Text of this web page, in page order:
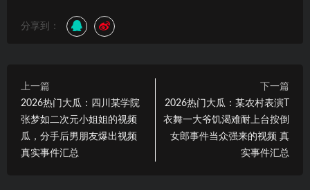
分享到：
上一篇
2026热门大瓜：四川某学院
张梦如二次元小姐姐的视频
瓜，分手后男朋友爆出视频
真实事件汇总
下一篇
2026热门大瓜：某农村表演T
衣舞一大爷饥渴难耐上台按倒
女郎事件当众强来的视频 真
实事件汇总